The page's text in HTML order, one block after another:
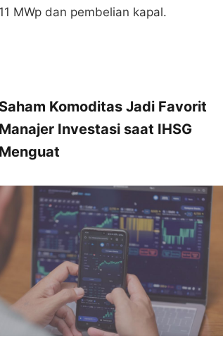
11 MWp dan pembelian kapal.
Saham Komoditas Jadi Favorit
Manajer Investasi saat IHSG
Menguat